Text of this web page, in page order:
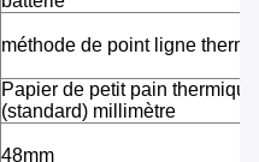
méthode de point ligne
Papier de petit pain
(standard) millimètre
48mm